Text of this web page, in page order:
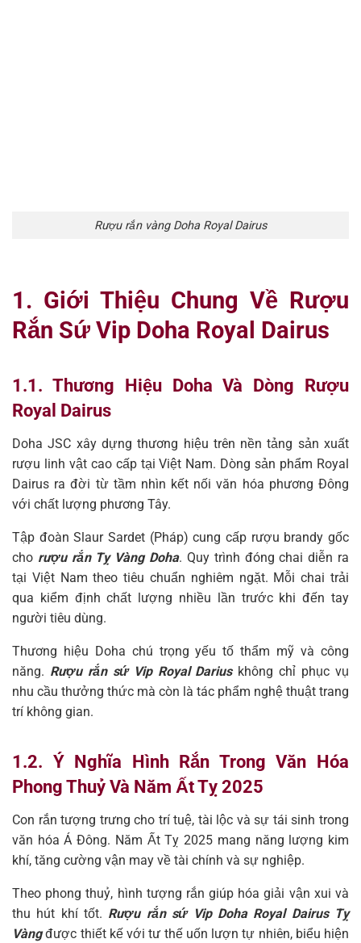
Rượu rắn vàng Doha Royal Dairus
1. Giới Thiệu Chung Về Rượu
Rắn Sứ Vip Doha Royal Dairus
1.1. Thương Hiệu Doha Và Dòng Rượu
Royal Dairus
Doha JSC xây dựng thương hiệu trên nền tảng sản xuất
rượu linh vật cao cấp tại Việt Nam. Dòng sản phẩm Royal
Dairus ra đời từ tầm nhìn kết nối văn hóa phương Đông
với chất lượng phương Tây.
Tập đoàn Slaur Sardet (Pháp) cung cấp rượu brandy gốc
cho rượu rắn Tỵ Vàng Doha. Quy trình đóng chai diễn ra
tại Việt Nam theo tiêu chuẩn nghiêm ngặt. Mỗi chai trải
qua kiểm định chất lượng nhiều lần trước khi đến tay
người tiêu dùng.
Thương hiệu Doha chú trọng yếu tố thẩm mỹ và công
năng. Rượu rắn sứ Vip Royal Dariuskhông chỉ phục vụ
nhu cầu thưởng thức mà còn là tác phẩm nghệ thuật trang
trí không gian.
1.2. Ý Nghĩa Hình Rắn Trong Văn Hóa
Phong Thuỷ Và Năm Ất Tỵ 2025
Con rắn tượng trưng cho trí tuệ, tài lộc và sự tái sinh trong
văn hóa Á Đông. Năm Ất Tỵ 2025 mang năng lượng kim
khí, tăng cường vận may về tài chính và sự nghiệp.
Theo phong thuỷ, hình tượng rắn giúp hóa giải vận xui và
thu hút khí tốt. Rượu rắn sứ Vip Doha Royal Dairus Tỵ
Vàngđược thiết kế với tư thế uốn lượn tự nhiên, biểu hiện